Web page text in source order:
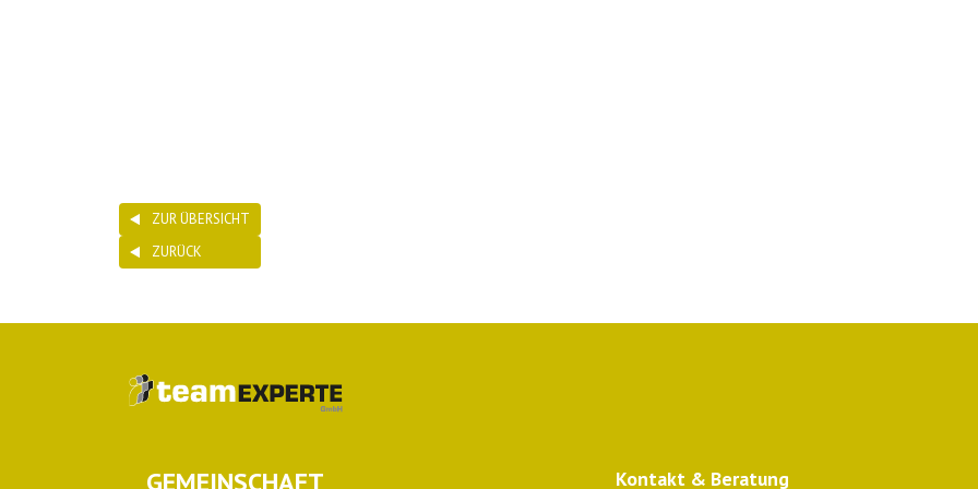
ZUR ÜBERSICHT
ZURÜCK
GEMEINSCHAFT Kontakt & Beratung